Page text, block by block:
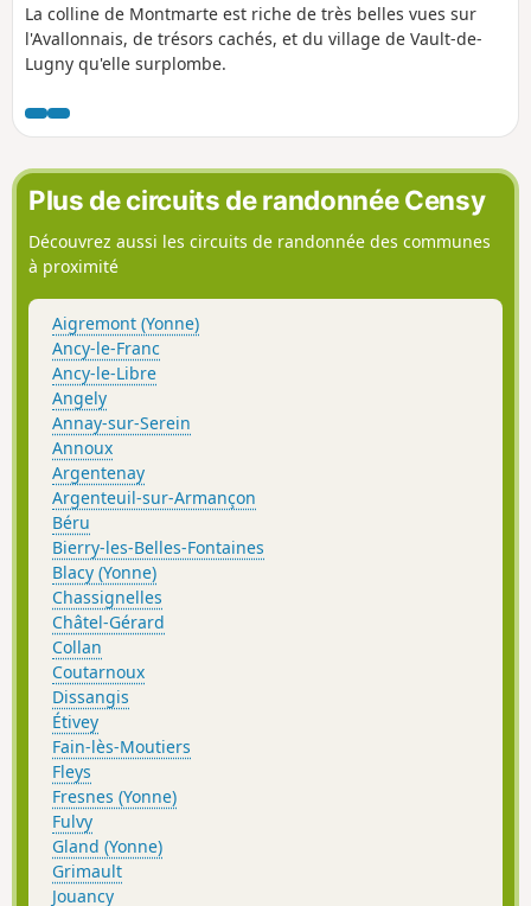
La colline de Montmarte est riche de très belles vues sur
l'Avallonnais, de trésors cachés, et du village de Vault-de-
Lugny qu'elle surplombe.
Plus de circuits de randonnée Censy
Découvrez aussi les circuits de randonnée des communes
à proximité
Aigremont (Yonne)
Ancy-le-Franc
Ancy-le-Libre
Angely
Annay-sur-Serein
Annoux
Argentenay
Argenteuil-sur-Armançon
Béru
Bierry-les-Belles-Fontaines
Blacy (Yonne)
Chassignelles
Châtel-Gérard
Collan
Coutarnoux
Dissangis
Étivey
Fain-lès-Moutiers
Fleys
Fresnes (Yonne)
Fulvy
Gland (Yonne)
Grimault
Jouancy